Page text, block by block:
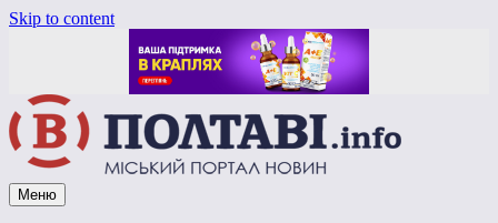
Skip to content
Vpoltave.info
Полтавский портал новостей
Меню